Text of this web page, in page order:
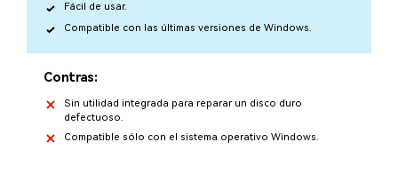
Fácil de usar.
Compatible con las últimas versiones de Windows.
Contras:
Sin utilidad integrada para reparar un disco duro
defectuoso.
Compatible sólo con el sistema operativo Windows.